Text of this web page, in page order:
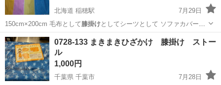
北海道 稲穂駅
7月29日
150cm×200cm 毛布として膝掛けとしてシーツとして ソファカバーと
して…
北海道 札幌市 稲穂駅 寝具 ブランケット
0728-133 まきまきひざかけ 膝掛け ストー
ル
1,000円
千葉県 千葉市
7月28日